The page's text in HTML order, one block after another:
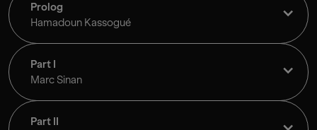
Prolog
Hamadoun Kassogué
Part I
Marc Sinan
Part II